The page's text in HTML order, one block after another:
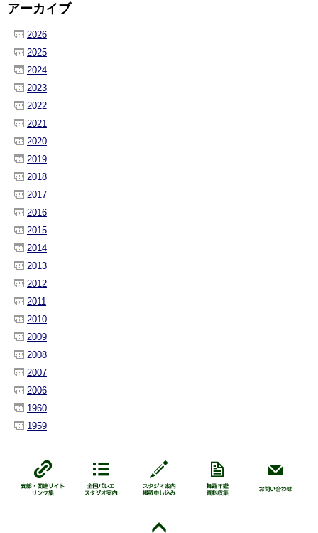
アーカイブ
2026
2025
2024
2023
2022
2021
2020
2019
2018
2017
2016
2015
2014
2013
2012
2011
2010
2009
2008
2007
2006
1960
1959